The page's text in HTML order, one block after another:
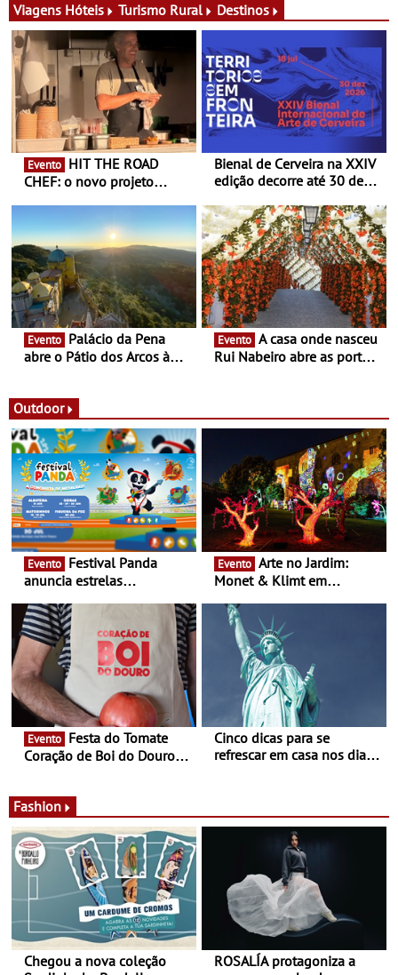
exclusiva
Viagens Hóteis Turismo Rural Destinos
Evento
CHEF: o novo projeto
Queiroz Ribeiro - Um novo
conceito gastronómico
itinerante que percorre
Portugal
Bienal de Cerveira na XXIV
edição decorre até 30 de
enquanto “Territórios sem
Fronteira”
Evento
abre o Pátio dos Arcos à
Evento
Rui Nabeiro abre as portas
16 de agosto
Outdoor
Evento
anuncia estrelas
- Entre Junho e Julho pelo
país
Evento
Monet & Klimt em
ao final de Setembro -
Experiência luminosa no
jardim do Museu de
Alberto Sampaio
Evento
Coração de Boi do Douro -
Cinco dicas para se
refrescar em casa nos dias
Fashion
Chegou a nova coleção
ROSALÍA protagoniza a